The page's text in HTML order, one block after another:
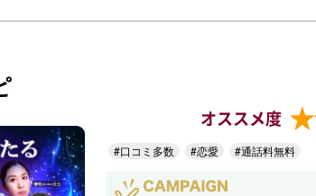
オススメ度
#口コミ多数 #恋愛 #通話料無料